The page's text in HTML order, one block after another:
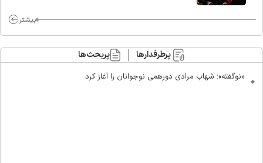
بیشتر
پرطرفدارها پربحث‌ها
«نوگفته»؛ شهاب مرادی دورهمی نوجوانان را آغاز کرد